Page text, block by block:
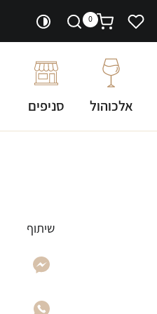
0
אלכוהול סניפים
שיתוף